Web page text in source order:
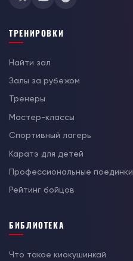
ТРЕНИРОВКИ
Найти зал
Залы за рубежом
Тренеры
Мастер-классы
Спортивный лагерь
Каратэ для детей
Профессиональные поединки
Рейтинг бойцов
БИБЛИОТЕКА
Что такое киокушинкай